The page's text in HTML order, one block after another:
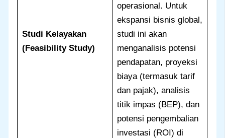
Studi Kelayakan
(Feasibility Study)
operasional. Untuk
ekspansi bisnis global,
studi ini akan
menganalisis potensi
pendapatan, proyeksi
biaya (termasuk tarif
dan pajak), analisis
titik impas (BEP), dan
potensi pengembalian
investasi (ROI) di